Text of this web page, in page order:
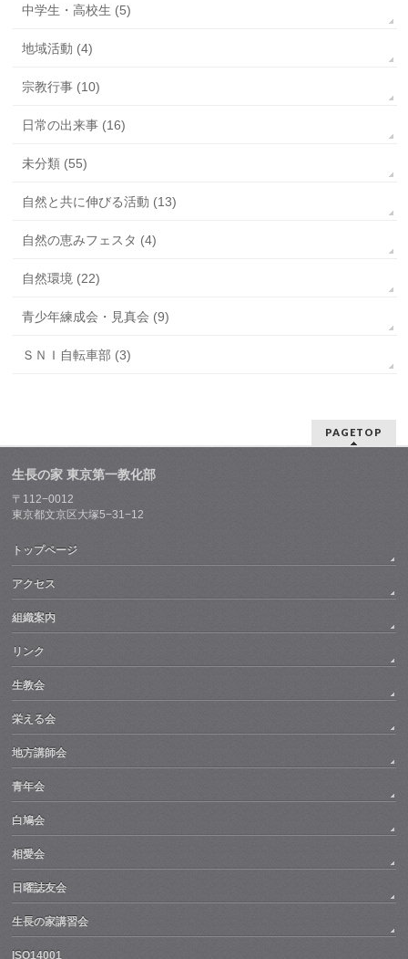
中学生・高校生 (5)
地域活動 (4)
宗教行事 (10)
日常の出来事 (16)
未分類 (55)
自然と共に伸びる活動 (13)
自然の恵みフェスタ (4)
自然環境 (22)
青少年練成会・見真会 (9)
ＳＮＩ自転車部 (3)
PAGETOP
生長の家 東京第一教化部
〒112−0012
東京都文京区大塚5−31−12
トップページ
アクセス
組織案内
リンク
生教会
栄える会
地方講師会
青年会
白鳩会
相愛会
日曜誌友会
生長の家講習会
ISO14001